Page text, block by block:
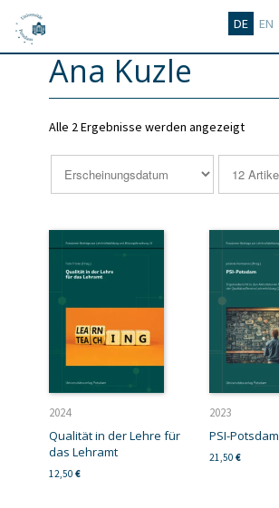
DE EN
Deutsch
Ana Kuzle
Alle 2 Ergebnisse werden angezeigt
2024
Qualität in der Lehre für
das Lehramt
12,50 €
2023
PSI-Potsdam
21,50 €